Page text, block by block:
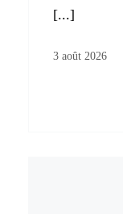
[...]
3 août 2026